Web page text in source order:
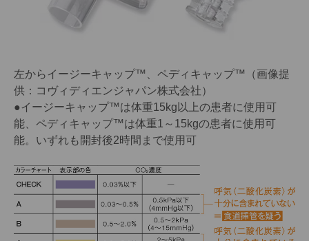
左からイージーキャップ™、ペディキャップ™（画像提
供：コヴィディエンジャパン株式会社）
●イージーキャップ™は体重15kg以上の患者に使用可
能、ペディキャップ™は体重1～15kgの患者に使用可
能。いずれも開封後2時間まで使用可